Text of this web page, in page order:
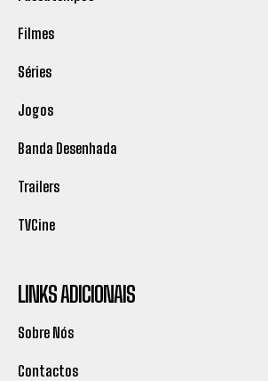
Filmes
Séries
Jogos
Banda Desenhada
Trailers
TVCine
LINKS ADICIONAIS
Sobre Nós
Contactos